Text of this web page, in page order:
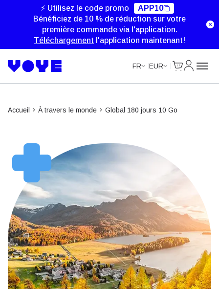
⚡ Utilisez le code promo
APP10
Bénéficiez de 10 % de réduction sur votre
première commande via l'application.
Téléchargement l'application maintenant!
FR EUR
Accueil À travers le monde Global 180 jours 10 Go